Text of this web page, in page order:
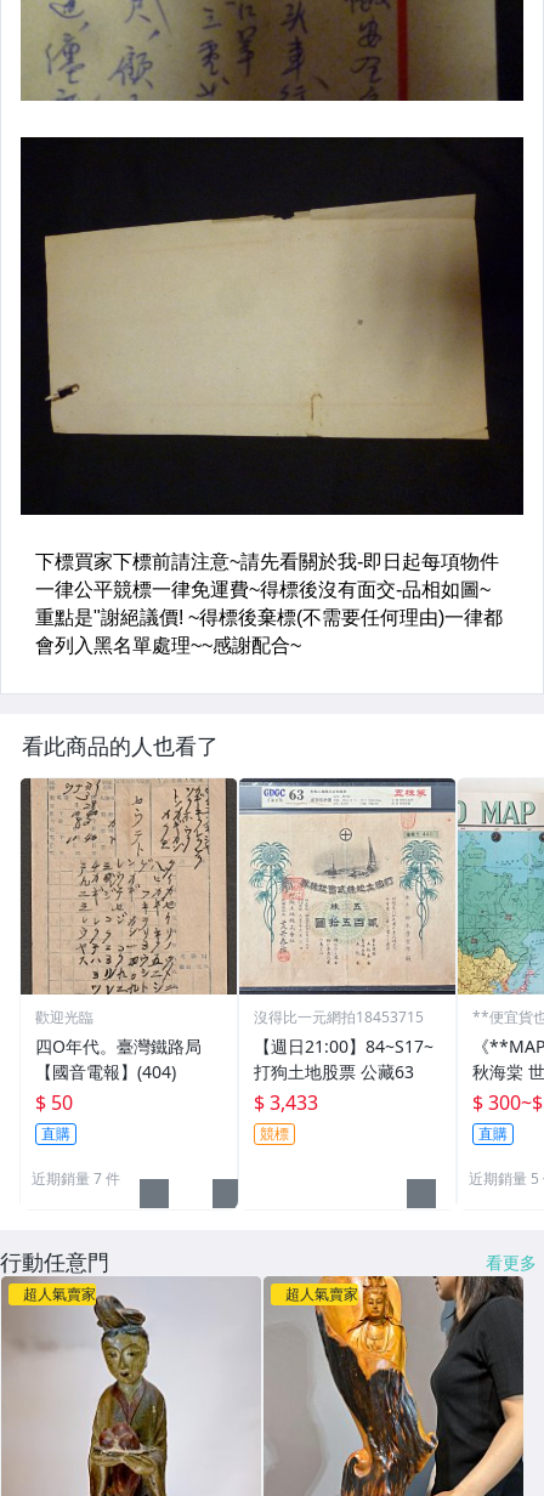
看此商品的人也看了
歡迎光臨
四O年代。臺灣鐵路局
【國音電報】(404)
$ 50
直購
近期銷量 7 件
沒得比一元網拍18453715
【週日21:00】84~S17~
打狗土地股票 公藏63
$ 3,433
競標
**便宜貨
《
秋海棠
國國旗)
$ 300~
直購
近期銷量 5
行動任意門 看更多
超人氣賣家 超人氣賣家